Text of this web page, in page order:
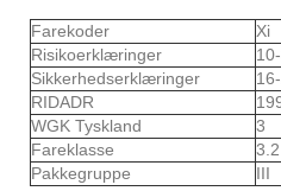
Farekoder
Xi
Risikoerklæringer
Sikkerhedserklæringer
RIDADR
WGK Tyskland
3
Fareklasse
3.2
Pakkegruppe
III